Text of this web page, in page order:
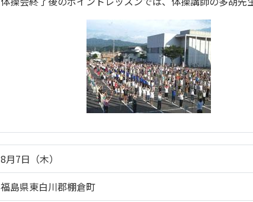
8月7日（木）
福島県東白川郡棚倉町